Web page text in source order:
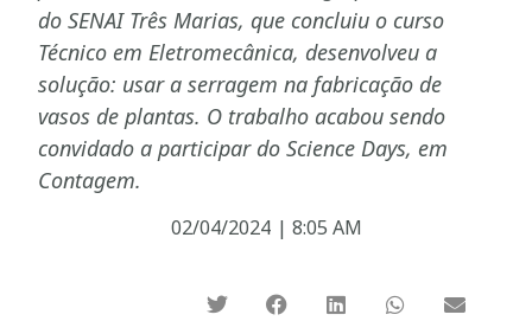
do SENAI Três Marias, que concluiu o curso
Técnico em Eletromecânica, desenvolveu a
solução: usar a serragem na fabricação de
vasos de plantas. O trabalho acabou sendo
convidado a participar do Science Days, em
Contagem.
02/04/2024 | 8:05 AM